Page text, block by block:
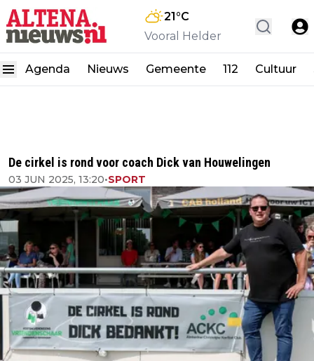
21°C
Vooral Helder
Agenda Nieuws Gemeente 112 Cultuur
De cirkel is rond voor coach Dick van Houwelingen
03 JUN 2025, 13:20•SPORT